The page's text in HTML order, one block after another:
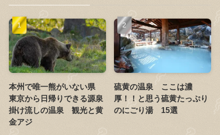
本州で唯一熊がいない県
東京から日帰りできる源泉
掛け流しの温泉 観光と黄
金アジ
硫黄の温泉 ここは濃
厚！！と思う硫黄たっぷり
のにごり湯 15選